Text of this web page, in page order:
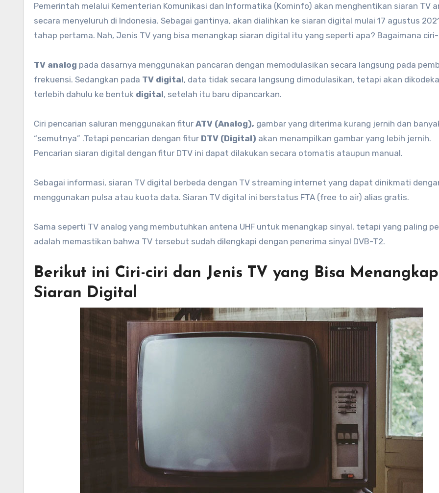
Pemerintah melalui Kementerian Komunikasi dan Informatika (Kominfo) akan menghentikan siaran TV analog
secara menyeluruh di Indonesia. Sebagai gantinya, akan dialihkan ke siaran digital mulai 17 agustus
tahap pertama. Nah, Jenis TV yang bisa menangkap siaran digital itu yang seperti apa? Bagaimana
TV analog pada dasarnya menggunakan pancaran dengan memodulasikan secara langsung pada
frekuensi. Sedangkan pada TV digital, data tidak secara langsung dimodulasikan, tetapi akan
terlebih dahulu ke bentuk digital, setelah itu baru dipancarkan.
Ciri pencarian saluran menggunakan fitur ATV (Analog), gambar yang diterima kurang jernih dan
“semutnya” .Tetapi pencarian dengan fitur DTV (Digital) akan menampilkan gambar yang lebih jernih.
Pencarian siaran digital dengan fitur DTV ini dapat dilakukan secara otomatis ataupun manual.
Sebagai informasi, siaran TV digital berbeda dengan TV streaming internet yang dapat dinikmati
menggunakan pulsa atau kuota data. Siaran TV digital ini berstatus FTA (free to air) alias gratis.
Sama seperti TV analog yang membutuhkan antena UHF untuk menangkap sinyal, tetapi yang paling
adalah memastikan bahwa TV tersebut sudah dilengkapi dengan penerima sinyal DVB-T2.
Berikut ini Ciri-ciri dan Jenis TV yang Bisa Menangkap
Siaran Digital